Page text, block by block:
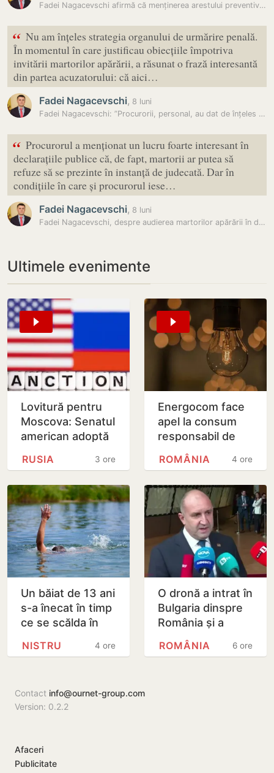
Fadei Nagacevschi afirmă că menținerea arestului preventiv în dosarul…
“ Nu am înțeles strategia organului de urmărire penală.
În momentul în care justificau obiecțiile împotriva
invitării martorilor apărării, a răsunat o frază interesantă
din partea acuzatorului: că aici…
Fadei Nagacevschi, 8 luni
Fadei Nagacevschi: ”Procurorii, personal, au dat de înțeles că prin…
“ Procurorul a menționat un lucru foarte interesant în
declarațiile publice că, de fapt, martorii ar putea să
refuze să se prezinte în instanță de judecată. Dar în
condițiile în care și procurorul iese…
Fadei Nagacevschi, 8 luni
Fadei Nagacevschi, despre audierea martorilor apărării în dosarul…
Ultimele evenimente
Lovitură pentru
Moscova: Senatul
american adoptă
împotriva Rusiei3 ore
RUSIA
Energocom face
apel la consum
responsabil de
energie în orele
de vârfe vârf
4 ore
ROMÂNIA
Un băiat de 13 ani
s-a înecat în timp
ce se scălda în
neautorizată din
4 ore
NISTRU
O dronă a intrat în
Bulgaria dinspre
România și a
explodat în
apropierea unui6 ore
ROMÂNIA
Contact info@ournet-group.com
Version: 0.2.2
Afaceri
Publicitate